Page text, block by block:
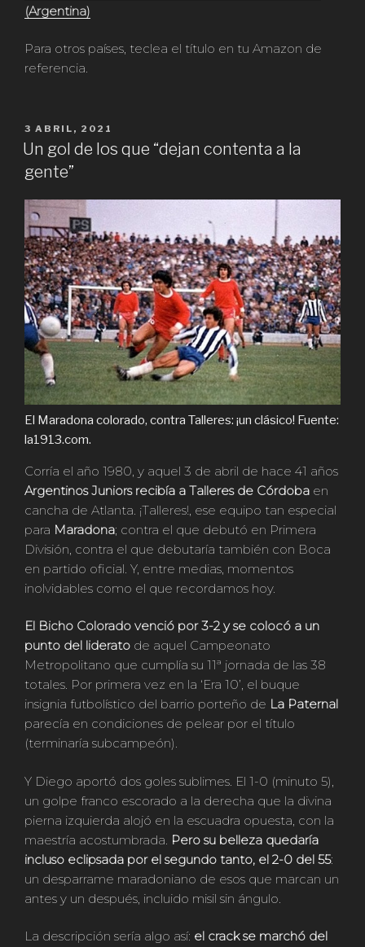
(Argentina)
Para otros países, teclea el título en tu Amazon de
referencia.
PUBLICADO
EN
3 ABRIL, 2021
Un gol de los que “dejan contenta a la
gente”
El Maradona colorado, contra Talleres: ¡un clásico! Fuente:
la1913.com.
Corría el año 1980, y aquel 3 de abril de hace 41 años
Argentinos Juniors recibía a Talleres de Córdoba en
cancha de Atlanta. ¡Talleres!, ese equipo tan especial
para Maradona; contra el que debutó en Primera
División, contra el que debutaría también con Boca
en partido oficial. Y, entre medias, momentos
inolvidables como el que recordamos hoy.
El Bicho Colorado venció por 3-2 y se colocó a un
punto del liderato de aquel Campeonato
Metropolitano que cumplía su 11ª jornada de las 38
totales. Por primera vez en la ‘Era 10’, el buque
insignia futbolístico del barrio porteño de La Paternal
parecía en condiciones de pelear por el título
(terminaría subcampeón).
Y Diego aportó dos goles sublimes. El 1-0 (minuto 5),
un golpe franco escorado a la derecha que la divina
pierna izquierda alojó en la escuadra opuesta, con la
maestría acostumbrada. Pero su belleza quedaría
incluso eclipsada por el segundo tanto, el 2-0 del 55:
un desparrame maradoniano de esos que marcan un
antes y un después, incluido misil sin ángulo.
La descripción sería algo así: el crack se marchó del